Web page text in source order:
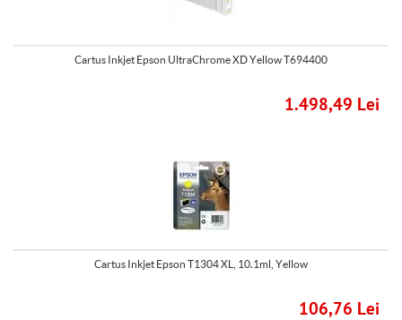
Cartus Inkjet Epson UltraChrome XD Yellow T694400
1.498,49 Lei
Cartus Inkjet Epson T1304 XL, 10.1ml, Yellow
106,76 Lei